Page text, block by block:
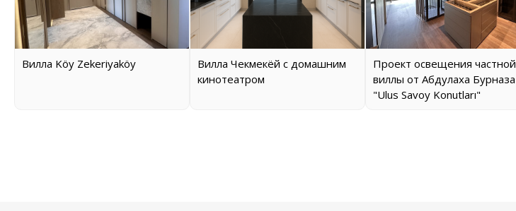
Вилла Köy Zekeriyaköy
Вилла Чекмекёй с домашним
кинотеатром
Проект освещения частной
виллы от Абдулаха Бурназа
"Ulus Savoy Konutları"